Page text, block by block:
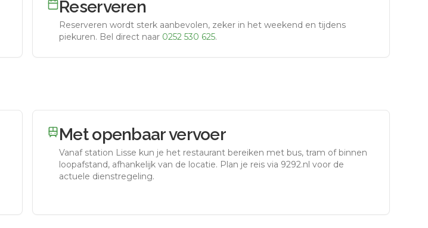
Reserveren
Reserveren wordt sterk aanbevolen, zeker in het weekend en tijdens
piekuren. Bel direct naar 0252 530 625.
Met openbaar vervoer
Vanaf station Lisse kun je het restaurant bereiken met bus, tram of binnen
loopafstand, afhankelijk van de locatie. Plan je reis via 9292.nl voor de
actuele dienstregeling.